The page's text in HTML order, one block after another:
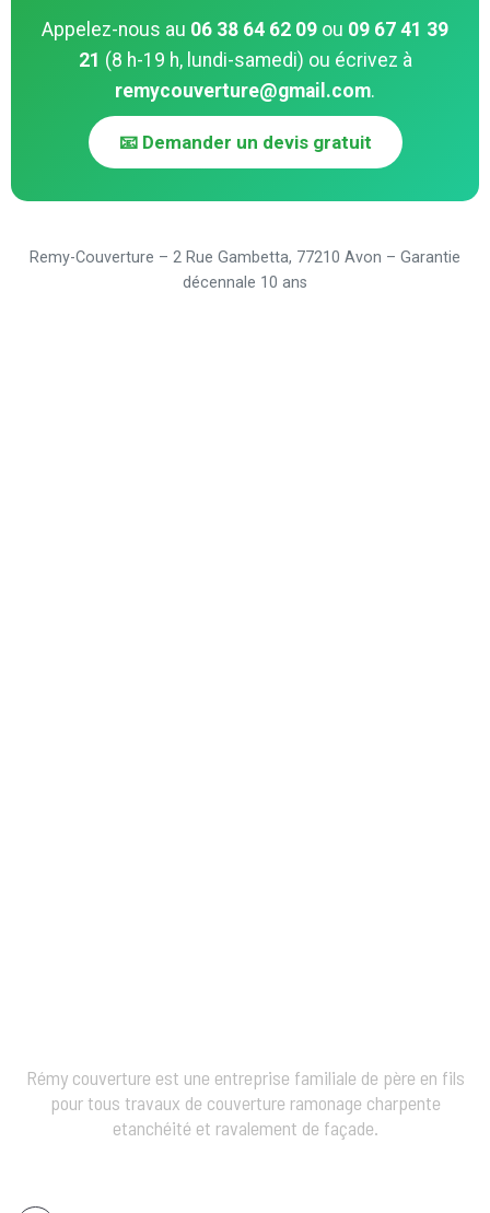
Appelez-nous au 06 38 64 62 09 ou 09 67 41 39
21 (8 h-19 h, lundi-samedi) ou écrivez à
remycouverture@gmail.com.
📧 Demander un devis gratuit
Remy-Couverture – 2 Rue Gambetta, 77210 Avon – Garantie
décennale 10 ans
Rémy couverture est une entreprise familiale de père en fils
pour tous travaux de couverture ramonage charpente
etanchéité et ravalement de façade.